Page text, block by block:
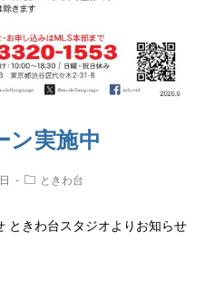
ン実施中
ときわ台
ときわ台スタジオよりお知らせ